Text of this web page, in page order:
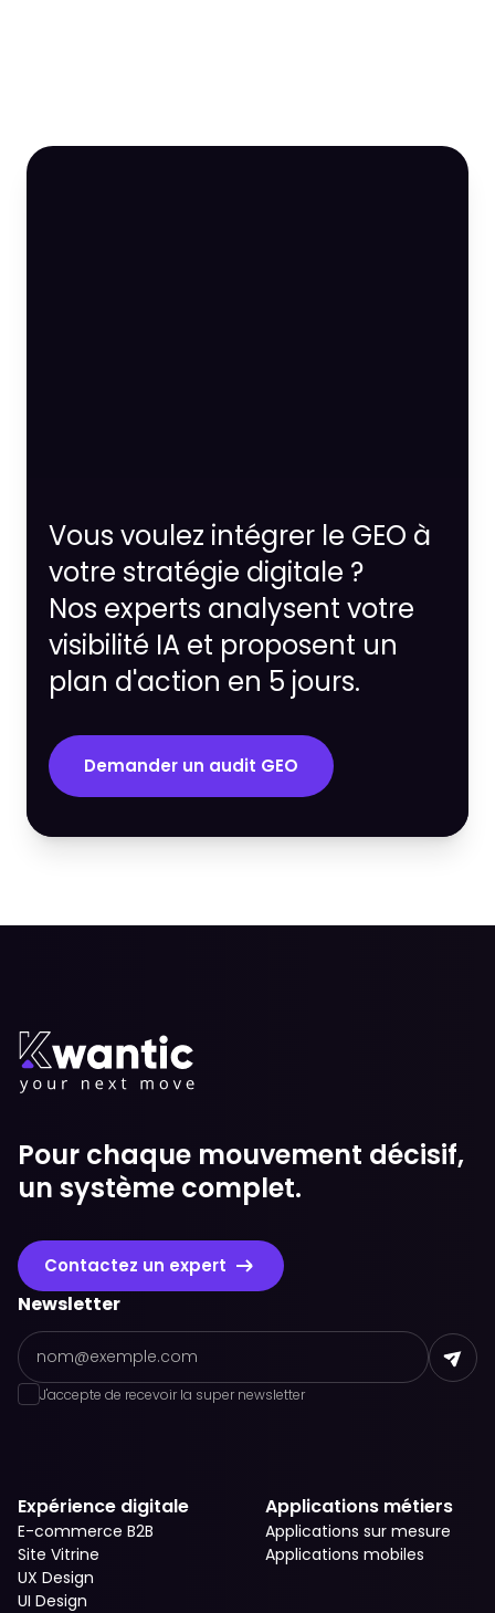
Vous voulez intégrer le GEO à
votre stratégie digitale ?
Nos experts analysent votre
visibilité IA et proposent un
plan d'action en 5 jours.
Demander un audit GEO
Pour chaque mouvement décisif,
un système complet.
Contactez un expert
Newsletter
J'accepte de recevoir la super newsletter
Expérience digitale
E-commerce B2B
Site Vitrine
UX Design
UI Design
Applications métiers
Applications sur mesure
Applications mobiles